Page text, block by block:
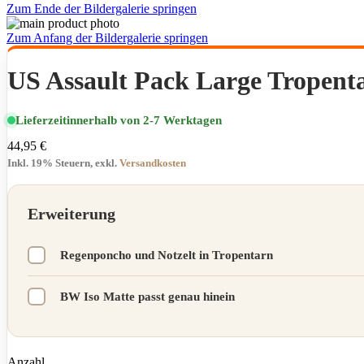
Zum Ende der Bildergalerie springen
Zum Anfang der Bildergalerie springen
US Assault Pack Large
Lieferzeitinnerhalb von 2-7 Werktagen
44,95 €
Inkl. 19% Steuern, exkl. Versandkosten
Erweiterung
Regenponcho und Notzelt in Tropentarn
BW Iso Matte passt genau hinein